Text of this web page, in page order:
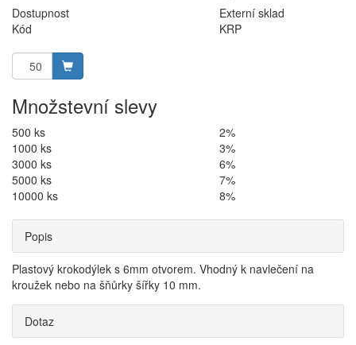
Dostupnost
Externí sklad
Kód
KRP
Množstevní slevy
500 ks
2%
1000 ks
3%
3000 ks
6%
5000 ks
7%
10000 ks
8%
Popis
Plastový krokodýlek s 6mm otvorem. Vhodný k navlečení na
kroužek nebo na šňůrky šířky 10 mm.
Dotaz